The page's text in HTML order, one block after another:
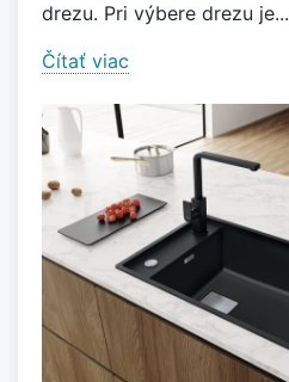
drezu. Pri výbere drezu je...
Čítať viac